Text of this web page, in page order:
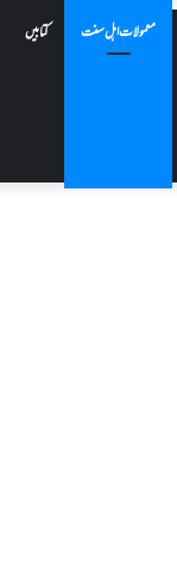
معمولات اہل سنت کتابیں